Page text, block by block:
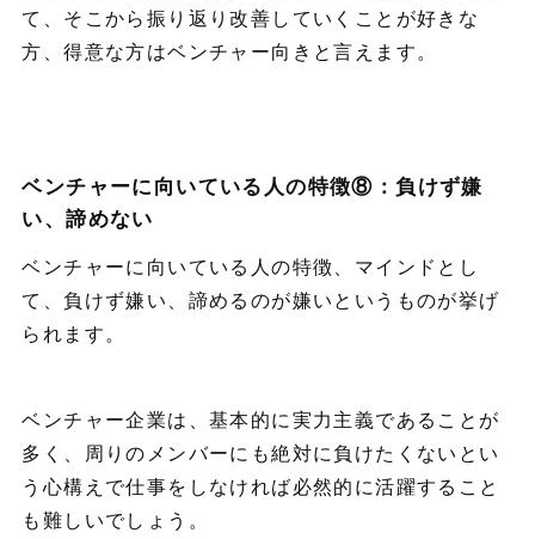
て、そこから振り返り改善していくことが好きな
方、得意な方はベンチャー向きと言えます。
ベンチャーに向いている人の特徴⑧：負けず嫌
い、諦めない
ベンチャーに向いている人の特徴、マインドとし
て、負けず嫌い、諦めるのが嫌いというものが挙げ
られます。
ベンチャー企業は、基本的に実力主義であることが
多く、周りのメンバーにも絶対に負けたくないとい
う心構えで仕事をしなければ必然的に活躍すること
も難しいでしょう。